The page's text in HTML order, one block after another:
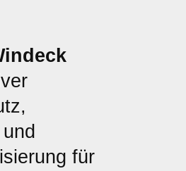
für